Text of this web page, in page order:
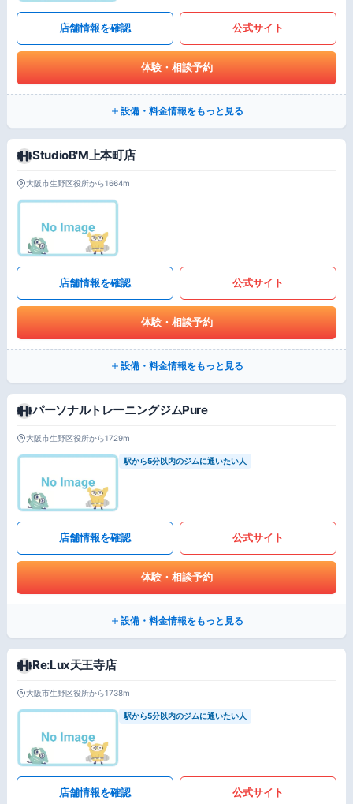
店舗情報を確認 公式サイト
体験・相談予約
設備・料金情報をもっと見る
StudioB'M上本町店
大阪市生野区役所から1664m
店舗情報を確認 公式サイト
体験・相談予約
設備・料金情報をもっと見る
パーソナルトレーニングジムPure
大阪市生野区役所から1729m
駅から5分以内のジムに通いたい人
店舗情報を確認 公式サイト
体験・相談予約
設備・料金情報をもっと見る
Re:Lux天王寺店
大阪市生野区役所から1738m
駅から5分以内のジムに通いたい人
店舗情報を確認 公式サイト